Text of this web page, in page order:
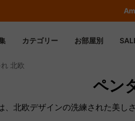
カテゴリー お部屋別
北欧
ペン
北欧デザインの洗練された美し